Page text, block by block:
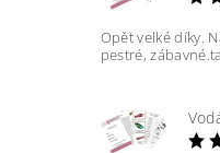
Opět velké díky.
pestré,